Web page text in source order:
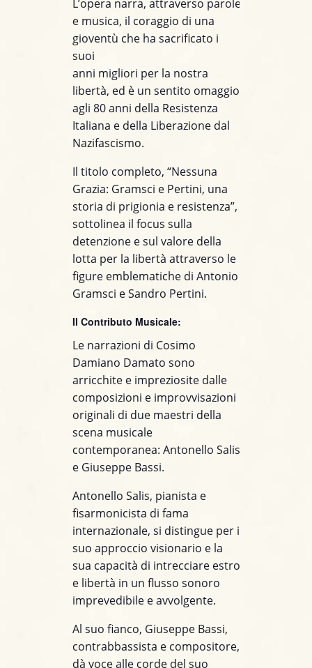
L’opera narra, attraverso parole
e musica, il coraggio di una
gioventù che ha sacrificato i
suoi
anni migliori per la nostra
libertà, ed è un sentito omaggio
agli 80 anni della Resistenza
Italiana e della Liberazione dal
Nazifascismo.
Il titolo completo, “Nessuna
Grazia: Gramsci e Pertini, una
storia di prigionia e resistenza”,
sottolinea il focus sulla
detenzione e sul valore della
lotta per la libertà attraverso le
figure emblematiche di Antonio
Gramsci e Sandro Pertini.
Il Contributo Musicale:
Le narrazioni di Cosimo
Damiano Damato sono
arricchite e impreziosite dalle
composizioni e improvvisazioni
originali di due maestri della
scena musicale
contemporanea: Antonello Salis
e Giuseppe Bassi.
Antonello Salis, pianista e
fisarmonicista di fama
internazionale, si distingue per il
suo approccio visionario e la
sua capacità di intrecciare estro
e libertà in un flusso sonoro
imprevedibile e avvolgente.
Al suo fianco, Giuseppe Bassi,
contrabbassista e compositore,
dà voce alle corde del suo